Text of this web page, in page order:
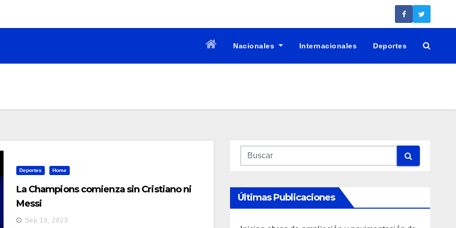
Nacionales Internacionales Deportes
Deportes Home
La Champions comienza sin Cristiano ni
Messi
Sep 19, 2023
Últimas Publicaciones